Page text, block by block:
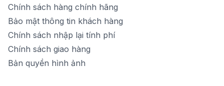
Chính sách hàng chính hãng
Bảo mật thông tin khách hàng
Chính sách nhập lại tính phí
Chính sách giao hàng
Bản quyền hình ảnh